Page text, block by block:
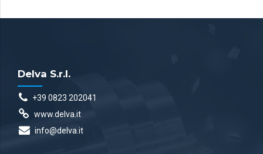
Delva S.r.l.
+39 0823 202041
www.delva.it
info@delva.it